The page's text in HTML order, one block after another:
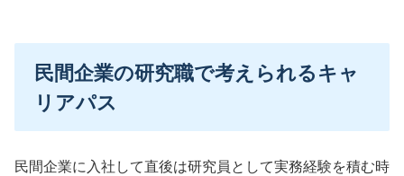
民間企業の研究職で考えられるキャ
リアパス
民間企業に入社して直後は研究員として実務経験を積む時